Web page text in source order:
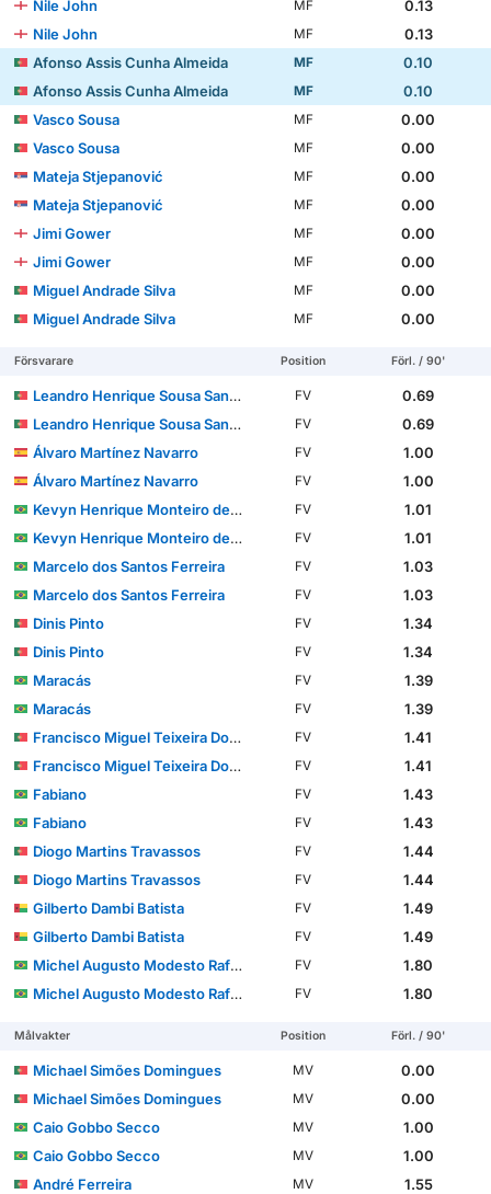
Nile John MF
0.13
Nile John
MF
0.13
Afonso Assis Cunha Almeida
MF
0.10
Afonso Assis Cunha Almeida
MF
0.10
Vasco Sousa
MF
0.00
Vasco Sousa
MF
0.00
Mateja Stjepanović
MF
0.00
Mateja Stjepanović
MF
0.00
Jimi Gower
MF
0.00
Jimi Gower
MF
0.00
Miguel Andrade Silva
MF
0.00
Miguel Andrade Silva
MF 0.00
Försvarare Position Förl. / 90'
Leandro Henrique Sousa Santos FV
0.69
Leandro Henrique Sousa Santos
FV
0.69
Álvaro Martínez Navarro
FV
1.00
Álvaro Martínez Navarro
FV
1.00
Kevyn Henrique Monteiro de Souza
FV
1.01
Kevyn Henrique Monteiro de Souza
FV
1.01
Marcelo dos Santos Ferreira
FV
1.03
Marcelo dos Santos Ferreira
FV
1.03
Dinis Pinto
FV
1.34
Dinis Pinto
FV
1.34
Maracás
FV
1.39
Maracás
FV
1.39
Francisco Miguel Teixeira Domingues
FV
1.41
Francisco Miguel Teixeira Domingues
FV
1.41
Fabiano
FV
1.43
Fabiano
FV
1.43
Diogo Martins Travassos
FV
1.44
Diogo Martins Travassos
FV
1.44
Gilberto Dambi Batista
FV
1.49
Gilberto Dambi Batista
FV
1.49
Michel Augusto Modesto Rafael dos Santos
FV
1.80
Michel Augusto Modesto Rafael dos Santos
FV 1.80
Målvakter Position Förl. / 90'
Michael Simões Domingues MV
0.00
Michael Simões Domingues
MV
0.00
Caio Gobbo Secco
MV
1.00
Caio Gobbo Secco
MV
1.00
André Ferreira
MV
1.55